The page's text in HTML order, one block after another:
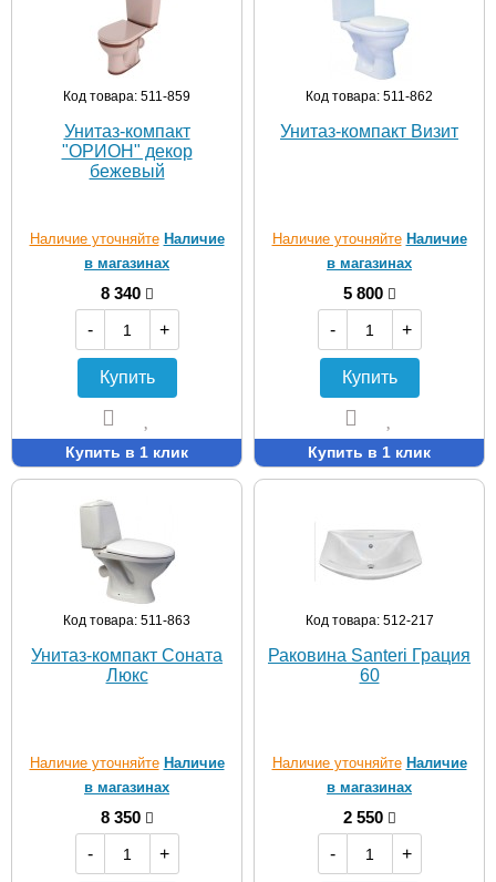
Код товара: 511-859
Унитаз-компакт
"ОРИОН" декор
бежевый
Наличие уточняйте Наличие
в магазинах
8 340
-
+
Купить
Купить в 1 клик
Код товара: 511-862
Унитаз-компакт Визит
Наличие уточняйте Наличие
в магазинах
5 800
-
+
Купить
Купить в 1 клик
Код товара: 511-863
Унитаз-компакт Соната
Люкс
Наличие уточняйте Наличие
в магазинах
8 350
-
+
Код товара: 512-217
Раковина Santeri Грация
60
Наличие уточняйте Наличие
в магазинах
2 550
-
+